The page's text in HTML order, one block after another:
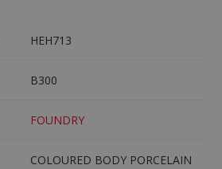
HEH713
B300
FOUNDRY
COLOURED BODY PORCELAIN